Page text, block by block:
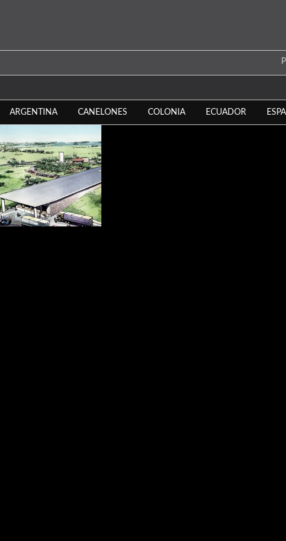
ARGENTINA CANELONES COLONIA ECUADOR